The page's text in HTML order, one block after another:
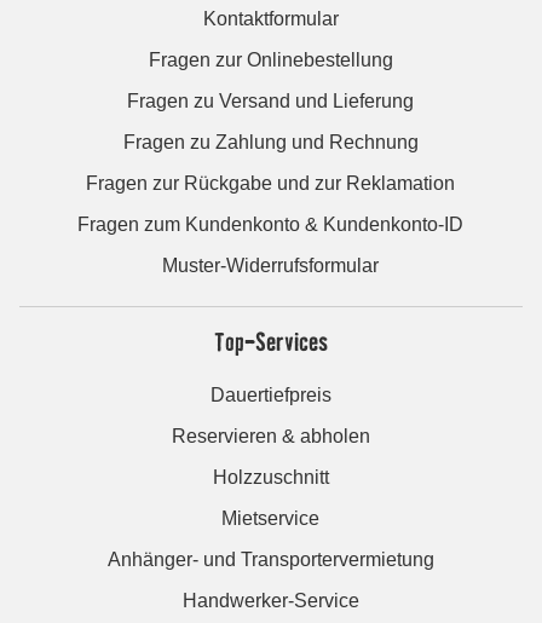
Kontaktformular
Fragen zur Onlinebestellung
Fragen zu Versand und Lieferung
Fragen zu Zahlung und Rechnung
Fragen zur Rückgabe und zur Reklamation
Fragen zum Kundenkonto & Kundenkonto-ID
Muster-Widerrufsformular
Top-Services
Dauertiefpreis
Reservieren & abholen
Holzzuschnitt
Mietservice
Anhänger- und Transportervermietung
Handwerker-Service